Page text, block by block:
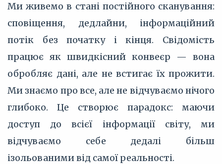
Ми живемо в стані постійного сканування:
сповіщення, дедлайни, інформаційний
потік без початку і кінця. Свідомість
працює як швидкісний конвеєр — вона
обробляє дані, але не встигає їх прожити.
Ми знаємо про все, але не відчуваємо нічого
глибоко. Це створює парадокс: маючи
доступ до всієї інформації світу, ми
відчуваємо себе дедалі більш
ізольованими від самої реальності.